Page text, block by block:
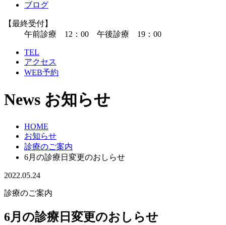
ブログ
【最終受付】
午前診療 12：00 午後診療 19：00
TEL
アクセス
WEB予約
News お知らせ
HOME
お知らせ
診療のご案内
6月の診療日変更のおしらせ
2022.05.24
診療のご案内
6月の診療日変更のおしらせ